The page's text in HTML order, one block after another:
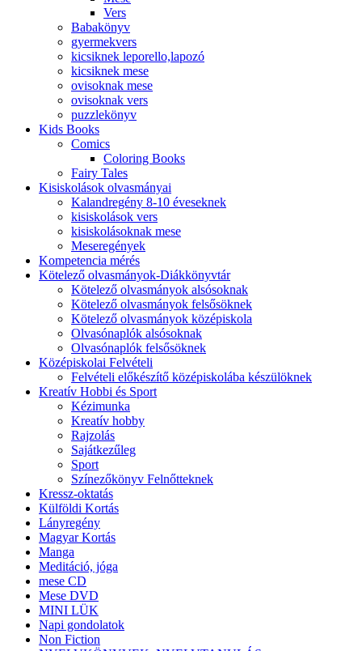
Vers
Babakönyv
gyermekvers
kicsiknek leporello,lapozó
kicsiknek mese
ovisoknak mese
ovisoknak vers
puzzlekönyv
Kids Books
Comics
Coloring Books
Fairy Tales
Kisiskolások olvasmányai
Kalandregény 8-10 éveseknek
kisiskolások vers
kisiskolásoknak mese
Meseregények
Kompetencia mérés
Kötelező olvasmányok-Diákkönyvtár
Kötelező olvasmányok alsósoknak
Kötelező olvasmányok felsősöknek
Kötelező olvasmányok középiskola
Olvasónaplók alsósoknak
Olvasónaplók felsősöknek
Középiskolai Felvételi
Felvételi előkészítő középiskolába készülöknek
Kreatív Hobbi és Sport
Kézimunka
Kreatív hobby
Rajzolás
Sajátkezűleg
Sport
Színezőkönyv Felnőtteknek
Kressz-oktatás
Külföldi Kortás
Lányregény
Magyar Kortás
Manga
Meditáció, jóga
mese CD
Mese DVD
MINI LÜK
Napi gondolatok
Non Fiction